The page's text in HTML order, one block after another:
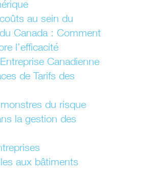
au sein du
Canada : Comment
l’efficacité
Canadienne
de Tarifs des
du risque
la gestion des
aux bâtiments